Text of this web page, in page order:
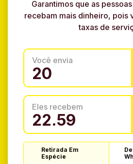
Garantimos que as
recebam mais dinheiro, pois
taxas de
Você envia
Eles recebem
Retirada Em
Espécie